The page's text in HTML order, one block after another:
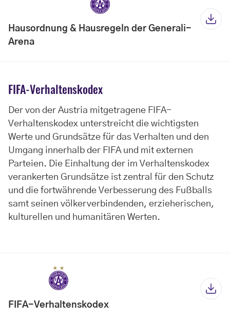
Hausordnung & Hausregeln der Generali-
Arena
FIFA-Verhaltenskodex
Der von der Austria mitgetragene FIFA-
Verhaltenskodex unterstreicht die wichtigsten
Werte und Grundsätze für das Verhalten und den
Umgang innerhalb der FIFA und mit externen
Parteien. Die Einhaltung der im Verhaltenskodex
verankerten Grundsätze ist zentral für den Schutz
und die fortwährende Verbesserung des Fußballs
samt seinen völkerverbindenden, erzieherischen,
kulturellen und humanitären Werten.
FIFA-Verhaltenskodex